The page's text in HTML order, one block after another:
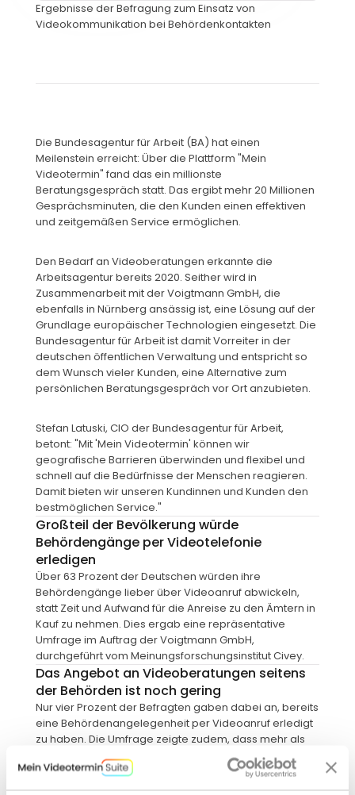
Ergebnisse der Befragung zum Einsatz von
Videokommunikation bei Behördenkontakten
Die Bundesagentur für Arbeit (BA) hat einen
Meilenstein erreicht: Über die Plattform "Mein
Videotermin" fand das ein millionste
Beratungsgespräch statt. Das ergibt mehr 20 Millionen
Gesprächsminuten, die den Kunden einen effektiven
und zeitgemäßen Service ermöglichen.
Den Bedarf an Videoberatungen erkannte die
Arbeitsagentur bereits 2020. Seither wird in
Zusammenarbeit mit der Voigtmann GmbH, die
ebenfalls in Nürnberg ansässig ist, eine Lösung auf der
Grundlage europäischer Technologien eingesetzt. Die
Bundesagentur für Arbeit ist damit Vorreiter in der
deutschen öffentlichen Verwaltung und entspricht so
dem Wunsch vieler Kunden, eine Alternative zum
persönlichen Beratungsgespräch vor Ort anzubieten.
Stefan Latuski, CIO der Bundesagentur für Arbeit,
betont: "Mit 'Mein Videotermin' können wir
geografische Barrieren überwinden und flexibel und
schnell auf die Bedürfnisse der Menschen reagieren.
Damit bieten wir unseren Kundinnen und Kunden den
bestmöglichen Service."
Großteil der Bevölkerung würde
Behördengänge per Videotelefonie
erledigen
Über 63 Prozent der Deutschen würden ihre
Behördengänge lieber über Videoanruf abwickeln,
statt Zeit und Aufwand für die Anreise zu den Ämtern in
Kauf zu nehmen. Dies ergab eine repräsentative
Umfrage im Auftrag der Voigtmann GmbH,
durchgeführt vom Meinungsforschungsinstitut Civey.
Das Angebot an Videoberatungen seitens
der Behörden ist noch gering
Nur vier Prozent der Befragten gaben dabei an, bereits
eine Behördenangelegenheit per Videoanruf erledigt
zu haben. Die Umfrage zeigte zudem, dass mehr als
90 Prozent aller Behörden keine Alternativen zur
persönlichen Beratung anbieten oder die Bürger nicht
ausreichend darüber informiert werden.